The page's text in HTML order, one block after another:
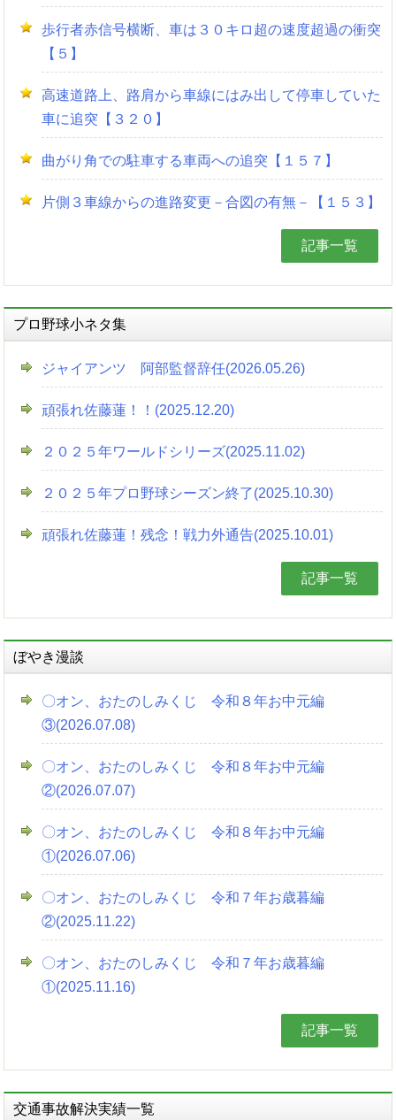
歩行者赤信号横断、車は３０キロ超の速度超過の衝突
【５】
高速道路上、路肩から車線にはみ出して停車していた
車に追突【３２０】
曲がり角での駐車する車両への追突【１５７】
片側３車線からの進路変更－合図の有無－【１５３】
記事一覧
プロ野球小ネタ集
ジャイアンツ 阿部監督辞任(2026.05.26)
頑張れ佐藤蓮！！(2025.12.20)
２０２５年ワールドシリーズ(2025.11.02)
２０２５年プロ野球シーズン終了(2025.10.30)
頑張れ佐藤蓮！残念！戦力外通告(2025.10.01)
記事一覧
ぼやき漫談
〇オン、おたのしみくじ 令和８年お中元編
③(2026.07.08)
〇オン、おたのしみくじ 令和８年お中元編
②(2026.07.07)
〇オン、おたのしみくじ 令和８年お中元編
①(2026.07.06)
〇オン、おたのしみくじ 令和７年お歳暮編
②(2025.11.22)
〇オン、おたのしみくじ 令和７年お歳暮編
①(2025.11.16)
記事一覧
交通事故解決実績一覧